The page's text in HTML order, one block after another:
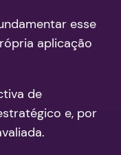
esse
aplicação
de
e, por